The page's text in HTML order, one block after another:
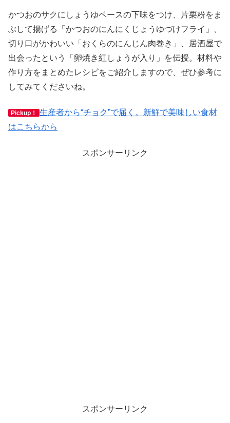
かつおのサクにしょうゆベースの下味をつけ、片栗粉をま
ぶして揚げる「かつおのにんにくじょうゆづけフライ」、
切り口がかわいい「おくらのにんじん肉巻き」、居酒屋で
出会ったという「卵焼き紅しょうが入り」を伝授。材料や
作り方をまとめたレシピをご紹介しますので、ぜひ参考に
してみてくださいね。
Pickup！
生産者から“チョク”で届く。新鮮で美味しい食材
はこちらから
スポンサーリンク
スポンサーリンク